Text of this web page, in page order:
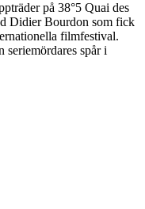
på 38°5 Quai des
Didier Bourdon som fick
filmfestival.
seriemördares spår i